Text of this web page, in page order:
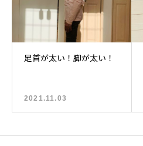
足首が太い！脚が太い！
2021.11.03